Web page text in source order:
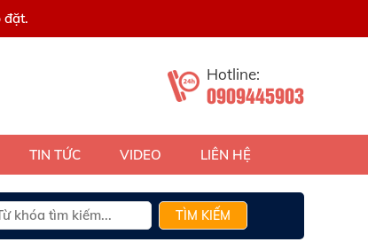
đặt.
Hotline:
0909445903
TIN TỨC VIDEO LIÊN HỆ
TÌM KIẾM